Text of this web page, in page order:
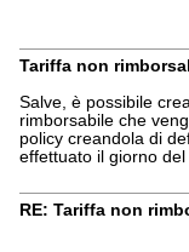
Tariffa non
Salve, è possibile
rimborsabile che
policy creandola di
effettuato il giorno del
RE: Tariffa non